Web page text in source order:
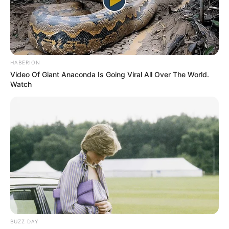
Esta venta directa con entrega a domicilio representa un
triple beneficio:
Para el productor: mayor ingreso al evitar
intermediarios, reducción de pérdidas por no vender
toda la cosecha en finca, y mayor visibilidad del
trabajo campesino.
economía local que lucha por sobrevivir.
Para el medio ambiente: menor huella de carbono
al optimizar los procesos logísticos y reducir el
desperdicio que genera la sobreproducción que no
se vende.
Esta forma de comercioes una muestra tangible de
cómo la tecnología y la solidaridad pueden unirse para
generar cambiosreales en la cadena de valor agrícola.
HABERION
Video Of Giant Anaconda Is Going Viral All Over The World.
Watch
BUZZ DAY